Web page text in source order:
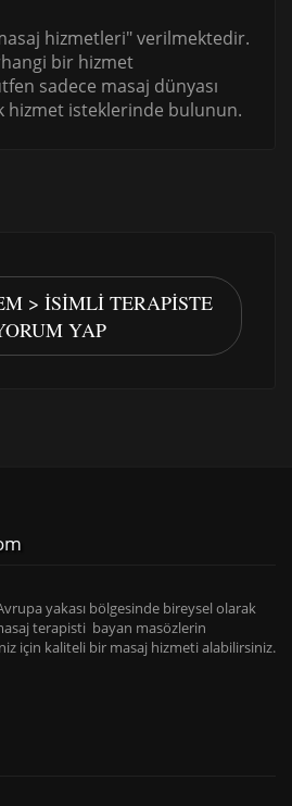
hizmetleri" verilmektedir.
bir hizmet
sadece masaj dünyası
hizmet isteklerinde bulunun.
> İSIMLI TERAPISTE
YAP
yakası bölgesinde bireysel olarak
terapisti bayan masözlerin
için kaliteli bir masaj hizmeti alabilirsiniz.